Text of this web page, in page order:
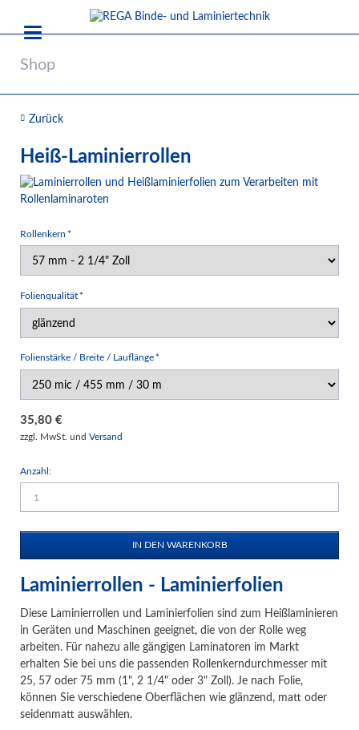
Shop
Zurück
Heiß-Laminierrollen
Pflichtfeld
Rollenkern *
Pflichtfeld
Folienqualität *
Pflichtfeld
Folienstärke / Breite / Lauflänge *
35,80 €
zzgl. MwSt. und Versand
Anzahl:
Laminierrollen - Laminierfolien
Diese Laminierrollen und Laminierfolien sind zum Heißlaminieren
in Geräten und Maschinen geeignet, die von der Rolle weg
arbeiten. Für nahezu alle gängigen Laminatoren im Markt
erhalten Sie bei uns die passenden Rollenkerndurchmesser mit
25, 57 oder 75 mm (1", 2 1/4" oder 3" Zoll). Je nach Folie,
können Sie verschiedene Oberflächen wie glänzend, matt oder
seidenmatt auswählen.